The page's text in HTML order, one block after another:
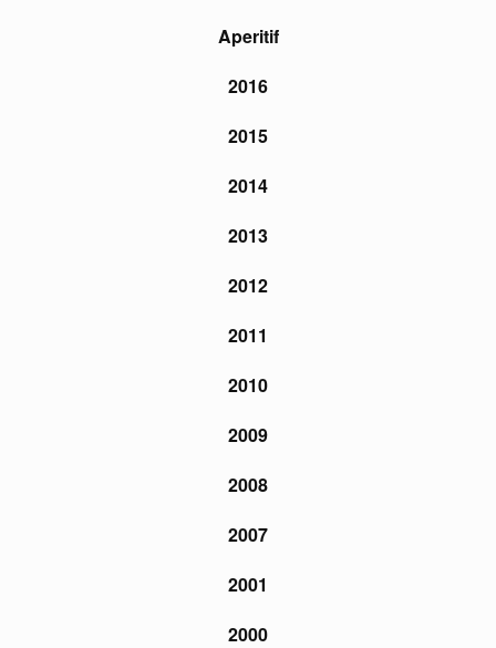
Aperitif
2016
2015
2014
2013
2012
2011
2010
2009
2008
2007
2001
2000